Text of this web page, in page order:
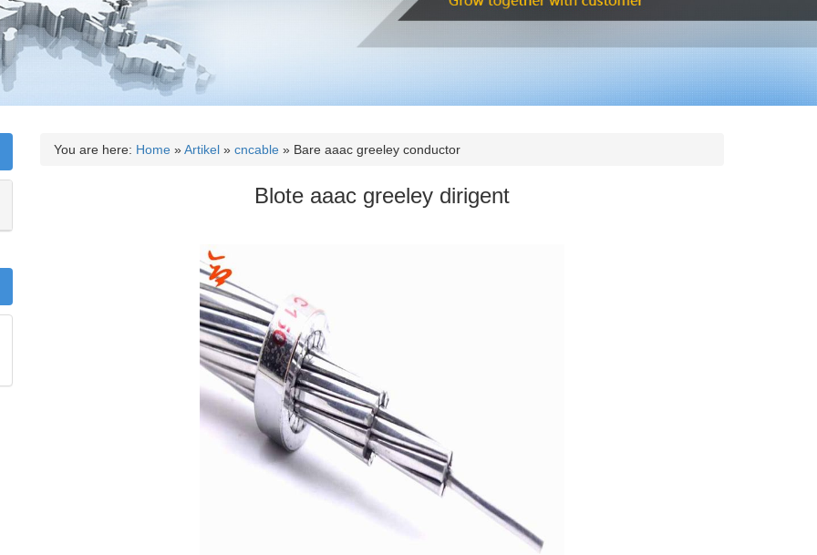
You are here: Home »Artikel » cncable » Bare aaac greeley conductor
Blote aaac greeley dirigent